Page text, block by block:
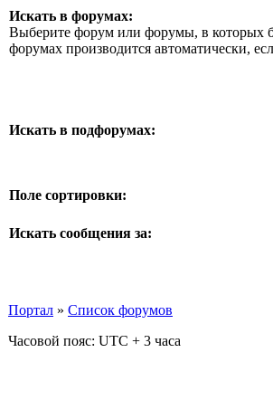
Искать в форумах:
Выберите форум или форумы, в которых
форумах производится автоматически,
Искать в подфорумах:
Поле сортировки:
Искать сообщения за:
Портал » Список форумов
Часовой пояс: UTC + 3 часа